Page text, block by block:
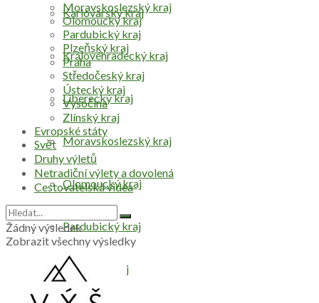
Karlovarský kraj
Královéhradecký kraj
Liberecký kraj
Moravskoslezský kraj
Olomoucký kraj
Pardubický kraj
Plzeňský kraj
Moravskoslezský kraj
Olomoucký kraj
Pardubický kraj
Plzeňský kraj
Praha
Středočeský kraj
Ústecký kraj
Vysočina
Zlínský kraj
Evropské státy
Svět
Druhy výletů
Netradiční výlety a dovolená
Cestovatelská videa
Žádný výsledek
Zobrazit všechny výsledky